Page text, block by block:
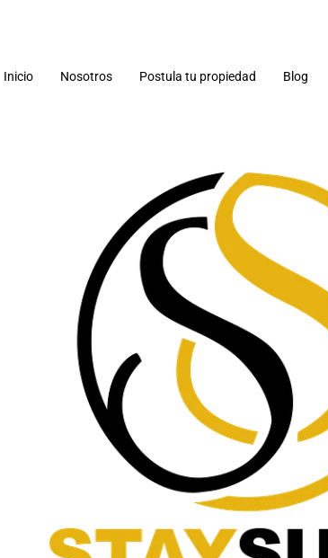
Inicio Nosotros Postula tu propiedad Blog